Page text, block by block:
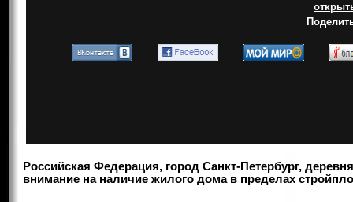
Российская Федерация, город Санкт-Петербург,
внимание на наличие жилого дома в пределах